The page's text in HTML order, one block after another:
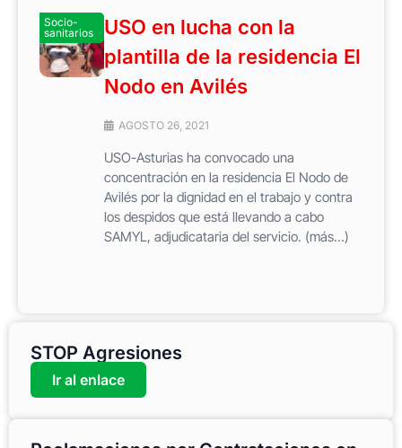
Socio-
sanitarios
USO en lucha con la
plantilla de la residencia El
Nodo en Avilés
AGOSTO 26, 2021
USO-Asturias ha convocado una
concentración en la residencia El Nodo de
Avilés por la dignidad en el trabajo y contra
los despidos que está llevando a cabo
SAMYL, adjudicataria del servicio. (más…)
STOP Agresiones
Ir al enlace